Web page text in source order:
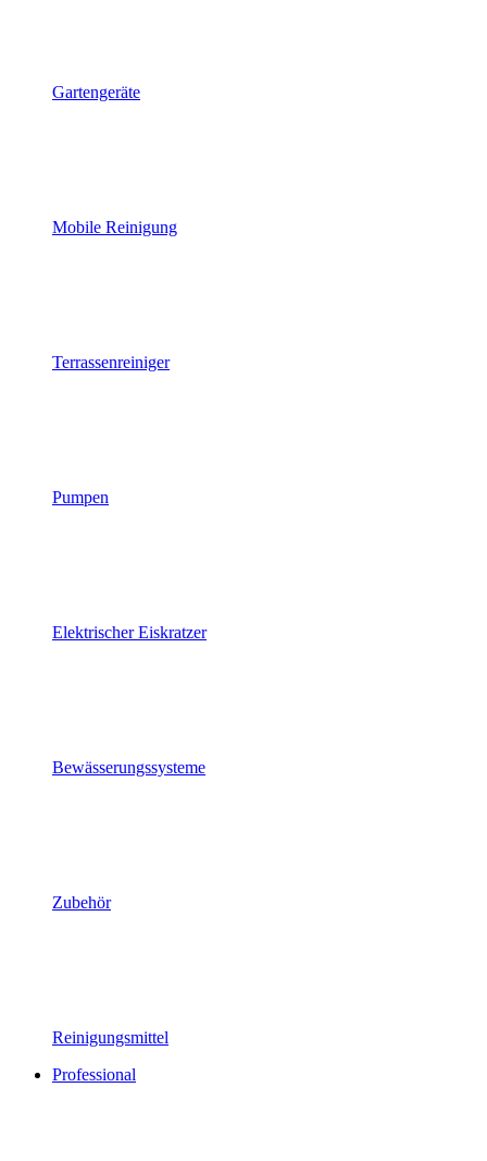
Gartengeräte
Mobile Reinigung
Terrassenreiniger
Pumpen
Elektrischer Eiskratzer
Bewässerungssysteme
Zubehör
Reinigungsmittel
Professional